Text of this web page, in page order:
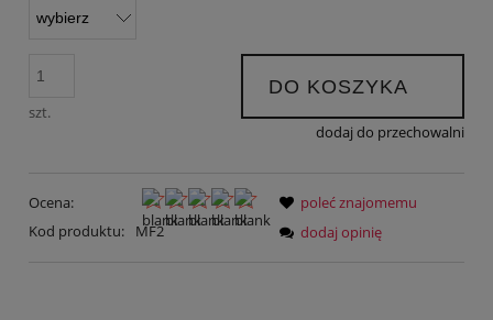
szt.
DO KOSZYKA
dodaj do przechowalni
Ocena:
Kod produktu:
MF2
poleć znajomemu
dodaj opinię